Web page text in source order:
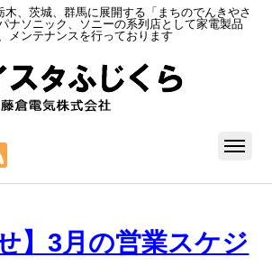
木、茨城、群馬に展開する「まちのでんきやさ
ナソニック、ソニーの系列店として家電製品
メンテナンスを行っております
】3月の営業スケジ